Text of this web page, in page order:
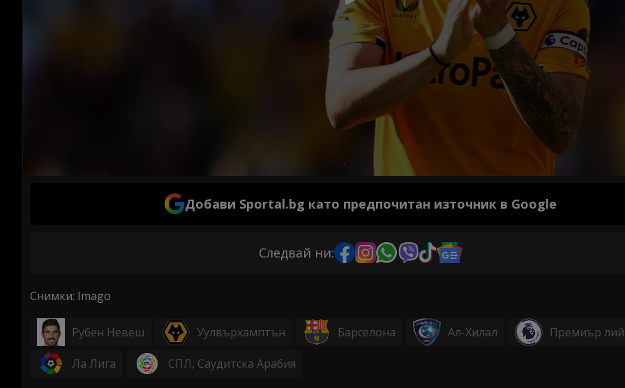
Добави Sportal.bg като предпочитан източник в Google
Следвай ни:
Снимки: Imago
Рубен Невеш Уулвърхамптън Барселона Ал-Хилал Премиър
Ла Лига СПЛ, Саудитска Арабия